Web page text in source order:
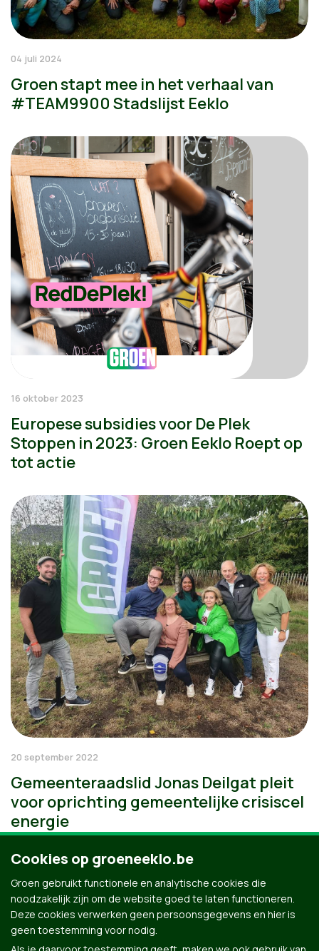
04 juli 2024
Groen stapt mee in het verhaal van
#TEAM9900 Stadslijst Eeklo
16 oktober 2023
Europese subsidies voor De Plek
Stoppen in 2023: Groen Eeklo Roept op
tot actie
20 september 2022
Gemeenteraadslid Jonas Deilgat pleit
voor oprichting gemeentelijke crisiscel
energie
Cookies op groeneeklo.be
Groen gebruikt functionele en analytische cookies die
noodzakelijk zijn om de website goed te laten functioneren.
Deze cookies verwerken geen persoonsgegevens en hier is
geen toestemming voor nodig.